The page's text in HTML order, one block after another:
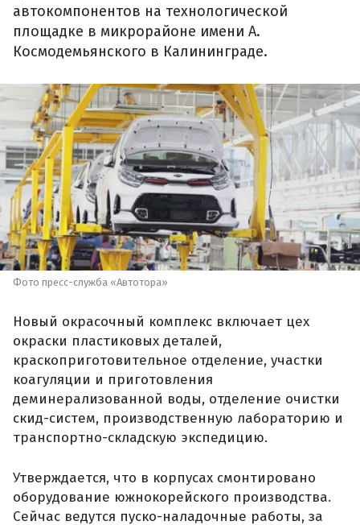
автокомпонентов на технологической
площадке в микрорайоне имени А.
Космодемьянского в Калининграде.
Фото пресс-служба «Автотора»
Новый окрасочный комплекс включает цех
окраски пластиковых деталей,
краскоприготовительное отделение, участки
коагуляции и приготовления
деминерализованной воды, отделение очистки
скид-систем, производственную лабораторию и
транспортно-складскую экспедицию.
Утверждается, что в корпусах смонтировано
оборудование южнокорейского производства.
Сейчас ведутся пуско-наладочные работы, за